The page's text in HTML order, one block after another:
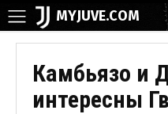
MYJUVE.COM
Камбьязо и
интересны